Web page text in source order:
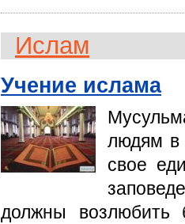
Ислам
Учение ислама
людям в
свое
должны возлюбить